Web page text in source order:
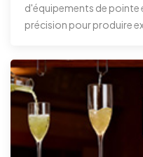
d'équipements de pointe
précision pour produire